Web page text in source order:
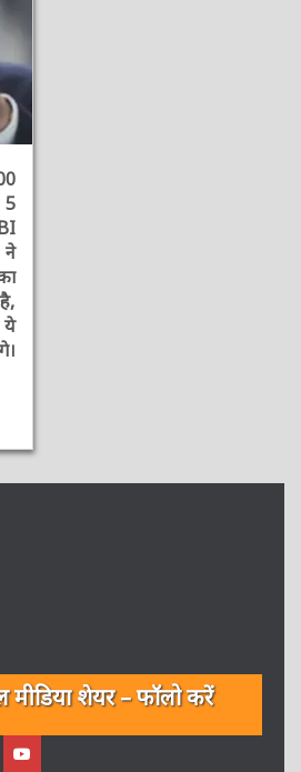
ये
मीडिया शेयर – फॉलो करें